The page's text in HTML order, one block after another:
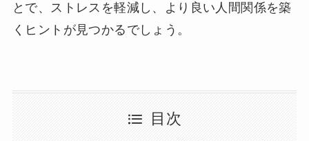
とで、ストレスを軽減し、より良い人間関係を築
くヒントが見つかるでしょう。
目次